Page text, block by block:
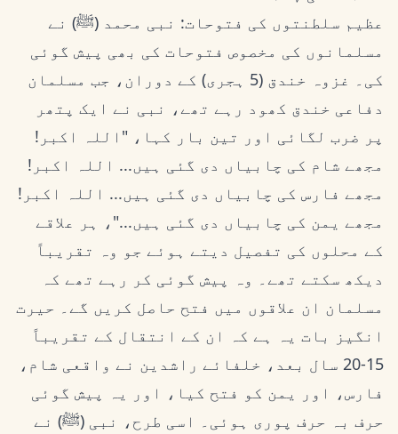
عظیم سلطنتوں کی فتوحات: نبی محمد (ﷺ) نے
مسلمانوں کی مخصوص فتوحات کی بھی پیش گوئی
کی۔ غزوہ خندق (5 ہجری) کے دوران، جب مسلمان
دفاعی خندق کھود رہے تھے، نبی نے ایک پتھر
پر ضرب لگائی اور تین بار کہا، "اللہ اکبر!
مجھے شام کی چابیاں دی گئی ہیں... اللہ اکبر!
مجھے فارس کی چابیاں دی گئی ہیں... اللہ اکبر!
مجھے یمن کی چابیاں دی گئی ہیں..."، ہر علاقے
کے محلوں کی تفصیل دیتے ہوئے جو وہ تقریباً
دیکھ سکتے تھے۔ وہ پیش گوئی کر رہے تھے کہ
مسلمان ان علاقوں میں فتح حاصل کریں گے۔ حیرت
انگیز بات یہ ہے کہ ان کے انتقال کے تقریباً
15-20 سال بعد، خلفائے راشدین نے واقعی شام،
فارس، اور یمن کو فتح کیا، اور یہ پیش گوئی
حرف بہ حرف پوری ہوئی۔ اسی طرح، نبی (ﷺ) نے